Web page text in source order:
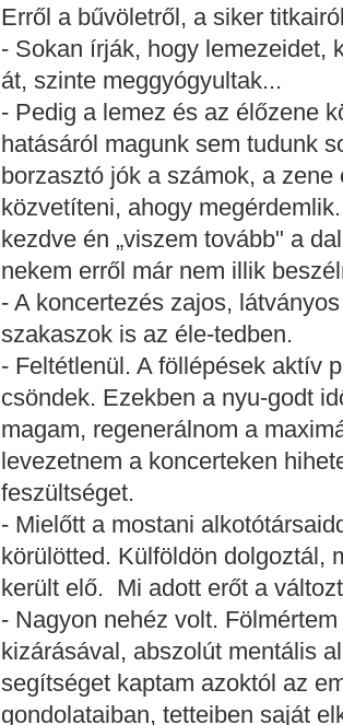
Erről a bűvöletről, a siker
- Sokan írják, hogy lemezeidet,
át, szinte meggyógyultak...
- Pedig a lemez és az élőzene
hatásáról magunk sem tudunk
borzasztó jók a számok, a
közvetíteni, ahogy
kezdve én „viszem tovább" a
nekem erről már nem illik
- A koncertezés zajos,
szakaszok is az éle-tedben.
- Feltétlenül. A föllépések aktív
csöndek. Ezekben a nyu-godt
magam, regenerálnom a
levezetnem a koncerteken
feszültséget.
- Mielőtt a mostani
körülötted. Külföldön dolgoztál,
került elő. Mi adott erőt a
- Nagyon nehéz volt.
kizárásával, abszolút mentális
segítséget kaptam azoktól az
gondolataiban, tetteiben saját